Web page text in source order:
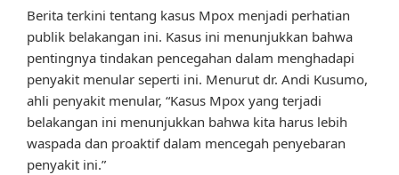
Berita terkini tentang kasus Mpox menjadi perhatian
publik belakangan ini. Kasus ini menunjukkan bahwa
pentingnya tindakan pencegahan dalam menghadapi
penyakit menular seperti ini. Menurut dr. Andi Kusumo,
ahli penyakit menular, “Kasus Mpox yang terjadi
belakangan ini menunjukkan bahwa kita harus lebih
waspada dan proaktif dalam mencegah penyebaran
penyakit ini.”